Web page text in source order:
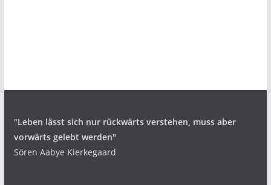
"Leben lässt sich nur rückwärts verstehen, muss aber
vorwärts gelebt werden"
Sören Aabye Kierkegaard